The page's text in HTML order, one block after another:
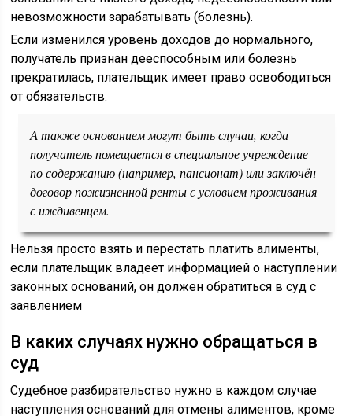
невозможности зарабатывать (болезнь).
Если изменился уровень доходов до нормального,
получатель признан дееспособным или болезнь
прекратилась, плательщик имеет право освободиться
от обязательств.
А также основанием могут быть случаи, когда
получатель помещается в специальное учреждение
по содержанию (например, пансионат) или заключён
договор пожизненной ренты с условием проживания
с иждивенцем.
Нельзя просто взять и перестать платить алименты,
если плательщик владеет информацией о наступлении
законных оснований, он должен обратиться в суд с
заявлением
В каких случаях нужно обращаться в
суд
Судебное разбирательство нужно в каждом случае
наступления оснований для отмены алиментов, кроме